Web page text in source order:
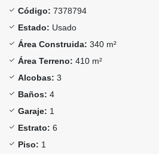
Código: 7378794
Estado: Usado
Área Construida: 340 m²
Área Terreno: 410 m²
Alcobas: 3
Baños: 4
Garaje: 1
Estrato: 6
Piso: 1